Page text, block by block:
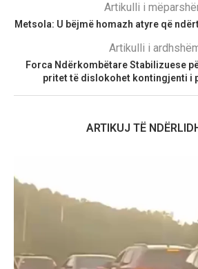
Artikulli i
Metsola: U bëjmë homazh atyre që
Artikulli i
Forca Ndërkombëtare Stabilizuese
pritet të dislokohet kontingjenti i
ARTIKUJ TË